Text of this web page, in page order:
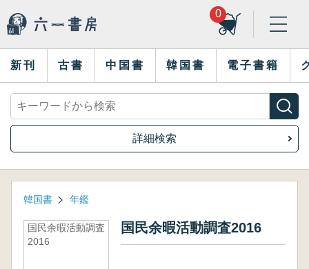
0
新刊 古書 中国書 韓国書 電子書籍
詳細検索
韓国書 年鑑
国民余暇活動調査
2016
国民余暇活動調査2016